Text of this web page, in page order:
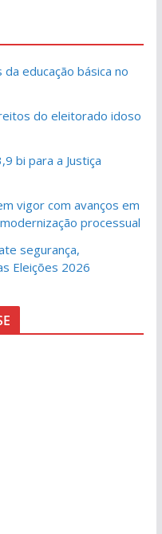
educação básica no
do eleitorado idoso
bi para a Justiça
vigor com avanços em
processual
segurança,
Eleições 2026